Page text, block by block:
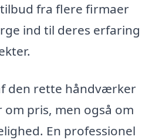
fra flere firmaer
ind til deres erfaring
den rette håndværker
pris, men også om
En professionel